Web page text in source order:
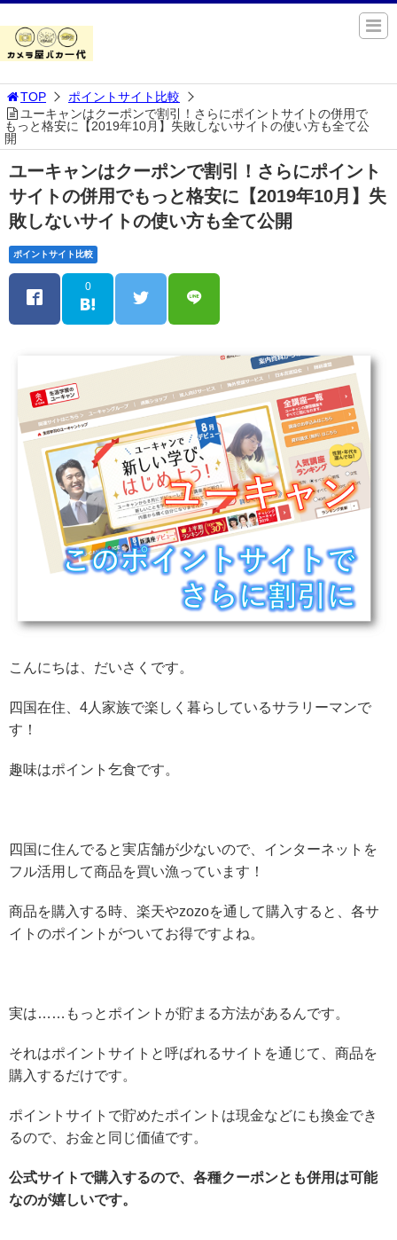
TOP
ポイントサイト比較
ユーキャンはクーポンで割引！さらにポイントサイトの併用で
もっと格安に【2019年10月】失敗しないサイトの使い方も全て公
開
ユーキャンはクーポンで割引！さらにポイント
サイトの併用でもっと格安に【2019年10月】失
敗しないサイトの使い方も全て公開
ポイントサイト比較
0
こんにちは、だいさくです。
四国在住、4人家族で楽しく暮らしているサラリーマンで
す！
趣味はポイント乞食です。
四国に住んでると実店舗が少ないので、インターネットを
フル活用して商品を買い漁っています！
商品を購入する時、楽天やzozoを通して購入すると、各サ
イトのポイントがついてお得ですよね。
実は……もっとポイントが貯まる方法があるんです。
それはポイントサイトと呼ばれるサイトを通じて、商品を
購入するだけです。
ポイントサイトで貯めたポイントは現金などにも換金でき
るので、お金と同じ価値です。
公式サイトで購入するので、各種クーポンとも併用は可能
なのが嬉しいです。